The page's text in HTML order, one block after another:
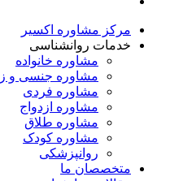
مرکز مشاوره اکسیر
خدمات روانشناسی
مشاوره خانواده
مشاوره جنسی و
مشاوره فردی
مشاوره ازدواج
مشاوره طلاق
مشاوره کودک
روانپزشکی
متخصصان ما